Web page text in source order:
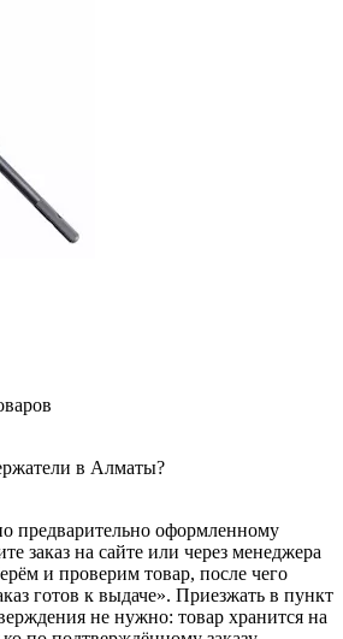
в Алматы?
предварительно оформленному
заказ на сайте или через менеджера
и проверим товар, после чего
готов к выдаче». Приезжать в пункт
не нужно: товар хранится на